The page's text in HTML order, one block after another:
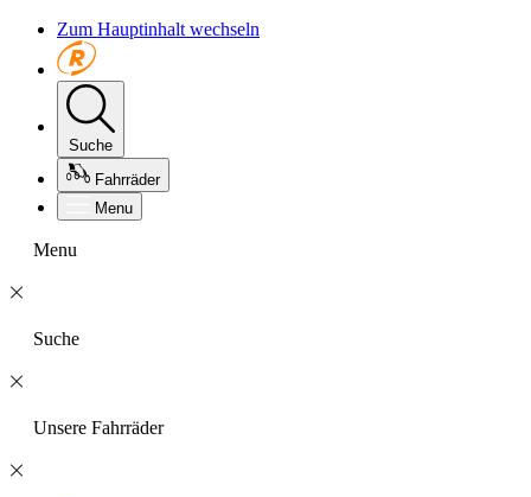
Zum Hauptinhalt wechseln
Suche
Fahrräder
Menu
Menu
Suche
Unsere Fahrräder